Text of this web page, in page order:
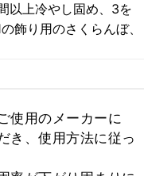
以上冷やし固め、3を
飾り用のさくらんぼ、
使用のメーカーに
き、使用方法に従っ